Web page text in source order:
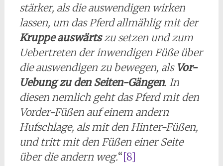
stärker, als die auswendigen wirken
lassen, um das Pferd allmählig mit der
Kruppe auswärtszu setzen und zum
Uebertreten der inwendigen Füße über
die auswendigen zu bewegen, als Vor-
Uebung zu den Seiten-Gängen. In
diesen nemlich geht das Pferd mit den
Vorder-Füßen auf einem andern
Hufschlage, als mit den Hinter-Füßen,
und tritt mit den Füßen einer Seite
über die andern weg.“[8]